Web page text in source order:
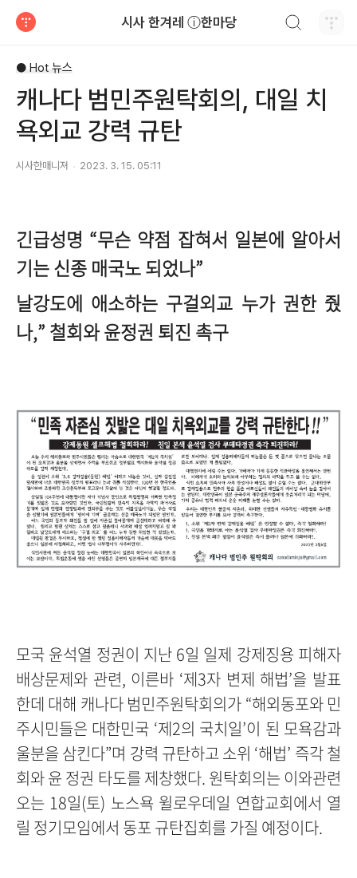
시사 한겨레 ⓘ한마당
● Hot 뉴스
캐나다 범민주원탁회의, 대일 치
욕외교 강력 규탄
시사한매니져 2023. 3. 15. 05:11
긴급성명 “무슨 약점 잡혀서 일본에 알아서
기는 신종 매국노 되었나”
날강도에 애소하는 구걸외교 누가 권한 줬
나,” 철회와 윤정권 퇴진 촉구
모국 윤석열 정권이 지난 6일 일제 강제징용 피해자
배상문제와 관련, 이른바 ‘제3자 변제 해법’을 발표
한데 대해 캐나다 범민주원탁회의가 “해외동포와 민
주시민들은 대한민국 ‘제2의 국치일’이 된 모욕감과
울분을 삼킨다”며 강력 규탄하고 소위 ‘해법’ 즉각 철
회와 윤 정권 타도를 제창했다. 원탁회의는 이와관련
오는 18일(토) 노스욕 윌로우데일 연합교회에서 열
릴 정기모임에서 동포 규탄집회를 가질 예정이다.